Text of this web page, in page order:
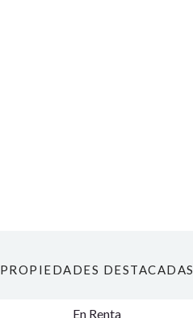
PROPIEDADES DESTACADAS